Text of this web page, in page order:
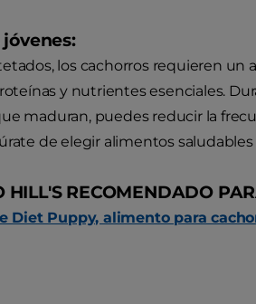
los cachorros requieren
y nutrientes esenciales.
maduran, puedes reducir la
de elegir alimentos
HILL'S RECOMENDADO
Diet Puppy, alimento para